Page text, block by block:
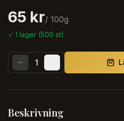
65 kr/ 100g
✓ I lager (500 st)
1
Beskrivning